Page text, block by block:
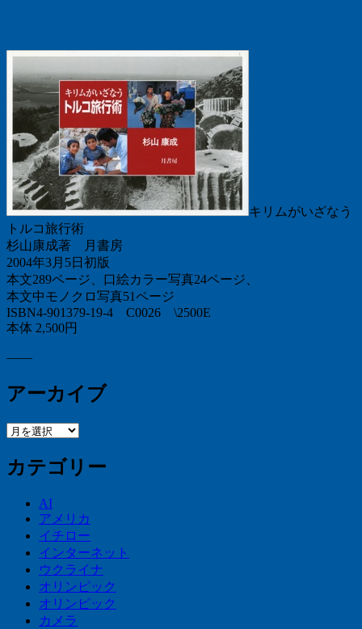
キリムがいざなう
トルコ旅行術
杉山康成著 月書房
2004年3月5日初版
本文289ページ、口絵カラー写真24ページ、
本文中モノクロ写真51ページ
ISBN4-901379-19-4 C0026 \2500E
本体 2,500円
——
アーカイブ
ア
カ
イ
カテゴリー
AI
アメリカ
イチロー
インターネット
ウクライナ
オリンピック
オリンピック
カメラ